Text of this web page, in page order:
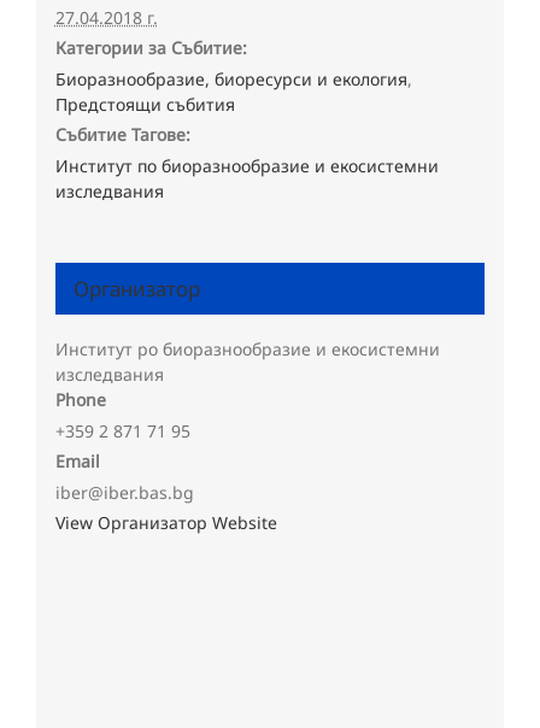
27.04.2018 г.
Категории за Събитие:
Биоразнообразие, биоресурси и екология,
Предстоящи събития
Събитие Тагове:
Институт по биоразнообразие и екосистемни
изследвания
Организатор
Институт ро биоразнообразие и екосистемни
изследвания
Phone
+359 2 871 71 95
Email
iber@iber.bas.bg
View Организатор Website